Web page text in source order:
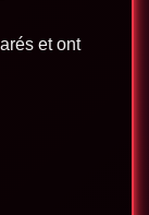
et ont